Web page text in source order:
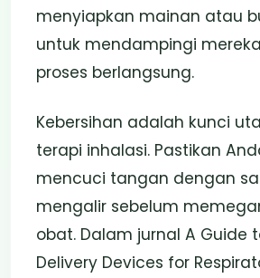
menyiapkan mainan atau
untuk mendampingi
proses berlangsung.
Kebersihan adalah kunci
terapi inhalasi. Pastikan
mencuci tangan dengan
mengalir sebelum
obat. Dalam jurnal A Guide
Delivery Devices for